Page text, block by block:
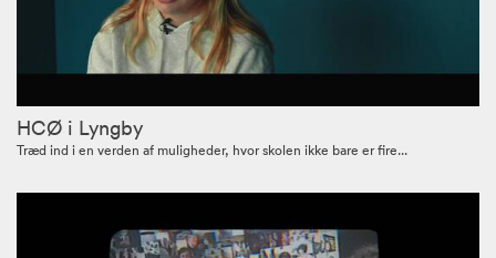
HCØ i Lyngby
Træd ind i en verden af muligheder, hvor skolen ikke bare er fire...